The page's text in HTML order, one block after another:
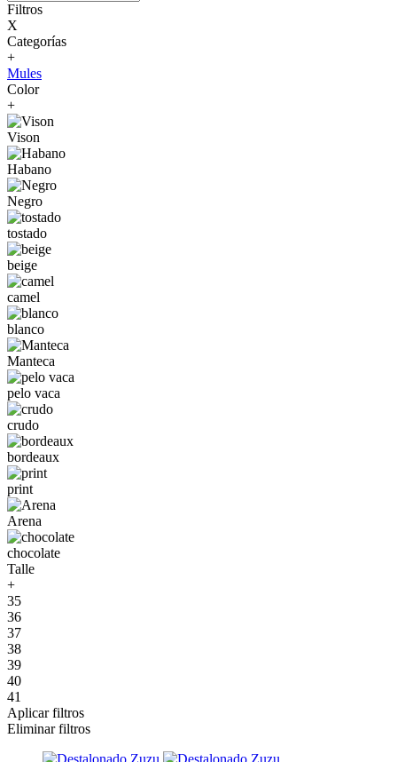
Filtros
X
Categorías
+
Mules
Color
+
Vison
Habano
Negro
tostado
beige
camel
blanco
Manteca
pelo vaca
crudo
bordeaux
print
Arena
chocolate
Talle
+
35
36
37
38
39
40
41
Aplicar filtros
Eliminar filtros